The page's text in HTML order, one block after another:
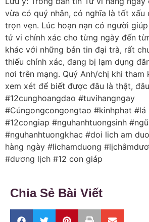
vừa có quý nhân, có nghĩa là tốt xấu
trọn vẹn. Lúc hoạn nạn có người
tử vi chính xác cho từng ngày đến
khác với những bản tin đại trà, rất
thiếu chính xác, đang bị lạm dụng
nơi trên mạng. Quý Anh/chị khi tham
xem xét để biết được đâu là thật,
#12cunghoangdao #tuvihangngay
#Cúngongcongongtao #kinhphat
#12congiap #nguhanhtuongsinh
#nguhanhtuongkhac #doi lich am
hàng ngày #lichamduong
#dương lịch #12 con giáp
Chia Sẻ Bài Viết